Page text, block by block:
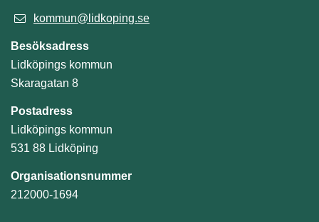
kommun@lidkoping.se
Besöksadress
Lidköpings kommun
Skaragatan 8
Postadress
Lidköpings kommun
531 88 Lidköping
Organisationsnummer
212000-1694